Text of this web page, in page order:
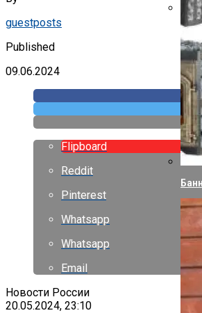
guestposts
Published
09.06.2024
Flipboard
Reddit
Pinterest
Whatsapp
Whatsapp
Email
Новости России
20.05.2024, 23:10